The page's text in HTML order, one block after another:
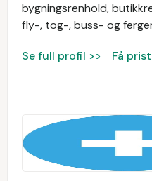
bygningsrenhold,
fly-, tog-, buss- og
Se full profil >> Få